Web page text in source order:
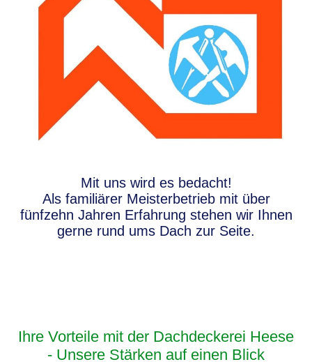
Mit uns wird es bedacht!
Als familiärer Meisterbetrieb mit über
fünfzehn Jahren Erfahrung stehen wir Ihnen
gerne rund ums Dach zur Seite.
Ihre Vorteile mit der Dachdeckerei Heese
- Unsere Stärken auf einen Blick